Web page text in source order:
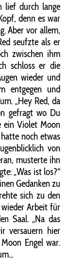
lief durch lange
denn es war
Aber vor allem,
seufzte als er
zwischen ihm
schloss er die
wieder und
entgegen und
„Hey Red, da
gefragt wo Du
ein Violet Moon
noch etwas
von
musterte ihn
„Was ist los?“
Gedanken zu
sich zu den
wieder Arbeit für
Saal. „Na das
versauern hier
Engel war.